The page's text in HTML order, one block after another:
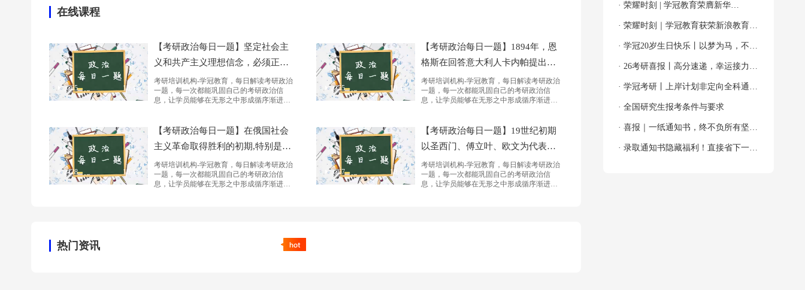
在线课程
3565 10:44
【考研政治每日一题】坚定社会主
义和共产主义理想信念，必须正确
认识共产主义远大理想与中国特
色...
考研培训机构-学冠教育，每日解读考研政治
一题，每一次都能巩固自己的考研政治信
息，让学员能够在无形之中形成循序渐进之
2355 10:44
【考研政治每日一题】1894年，恩
格斯在回答意大利人卡内帕提出的
要求尽量用简短的字句来表述未...
考研培训机构-学冠教育，每日解读考研政治
一题，每一次都能巩固自己的考研政治信
息，让学员能够在无形之中形成循序渐进之
2428 10:44
【考研政治每日一题】在俄国社会
主义革命取得胜利的初期,特别是实
行新经济政策期间...
考研培训机构-学冠教育，每日解读考研政治
一题，每一次都能巩固自己的考研政治信
息，让学员能够在无形之中形成循序渐进之
3567 10:44
【考研政治每日一题】19世纪初期
以圣西门、傅立叶、欧文为代表的
批判的空想社会主义是科学社会主
义...
考研培训机构-学冠教育，每日解读考研政治
一题，每一次都能巩固自己的考研政治信
息，让学员能够在无形之中形成循序渐进之
热门资讯
· 荣耀时刻 | 学冠教育荣膺新华
网“2024年度全国教育先锋品牌优秀案
例”殊荣！
· 荣耀时刻｜学冠教育获荣新浪教育
2024年度考研教育领导力品牌！
· 学冠20岁生日快乐丨以梦为马，不负
韶华！
· 26考研喜报丨高分速递，幸运接力，
吸欧气啦～
· 学冠考研丨上岸计划非定向全科通关
班
· 全国研究生报考条件与要求
· 喜报｜一纸通知书，终不负所有坚持
与奔赴！
· 录取通知书隐藏福利！直接省下一大